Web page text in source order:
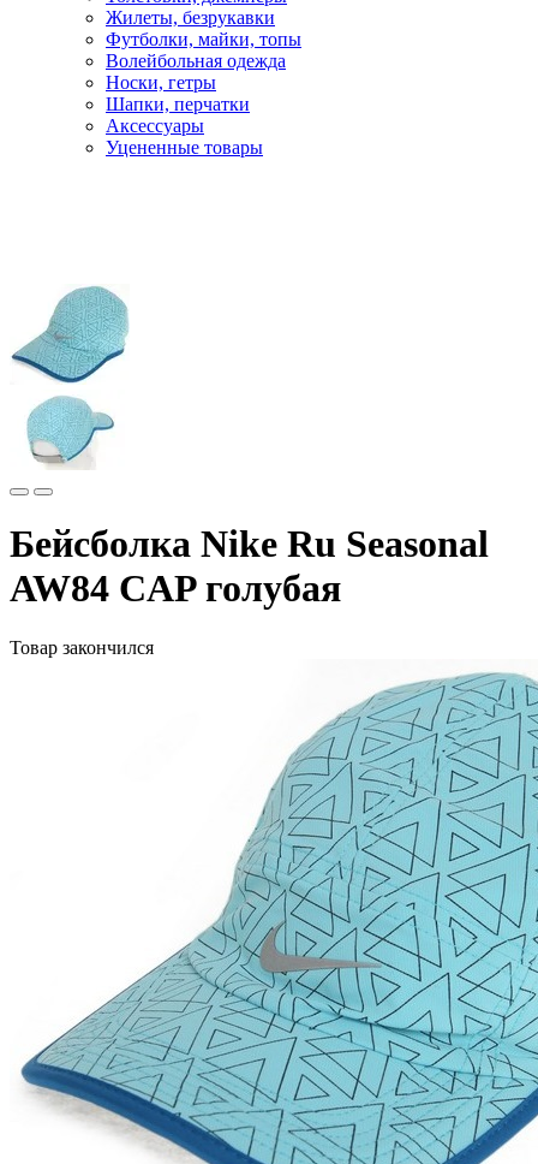
Жилеты, безрукавки
Футболки, майки, топы
Волейбольная одежда
Носки, гетры
Шапки, перчатки
Аксессуары
Уцененные товары
Бейсболка Nike Ru Seasonal
AW84 CAP голубая
Товар закончился